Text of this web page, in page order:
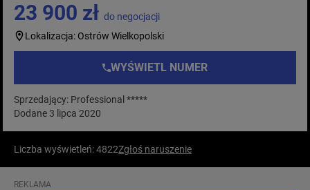
23 900 zł do negocjacji
Lokalizacja: Ostrów Wielkopolski
WYŚWIETL NUMER
Sprzedający: Professional *****
Dodane 3 lipca 2020
Liczba wyświetleń: 4822Zgłoś naruszenie
REKLAMA